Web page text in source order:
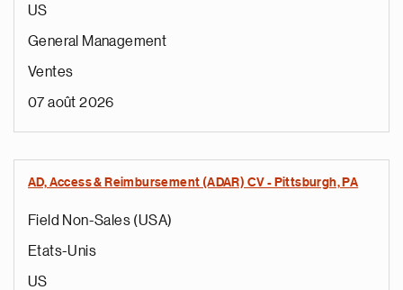
US
General Management
Ventes
07 août 2026
AD, Access & Reimbursement (ADAR) CV - Pittsburgh, PA
Field Non-Sales (USA)
Etats-Unis
US